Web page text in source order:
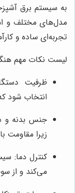
به سیستم برق
مدل‌های مختلف و
تجربه‌ای ساده و
لیست نکات مهم
ظرفیت
انتخاب شود
جنس بدنه و
زیرا مقاومت
کنترل دما:
می‌کند و از